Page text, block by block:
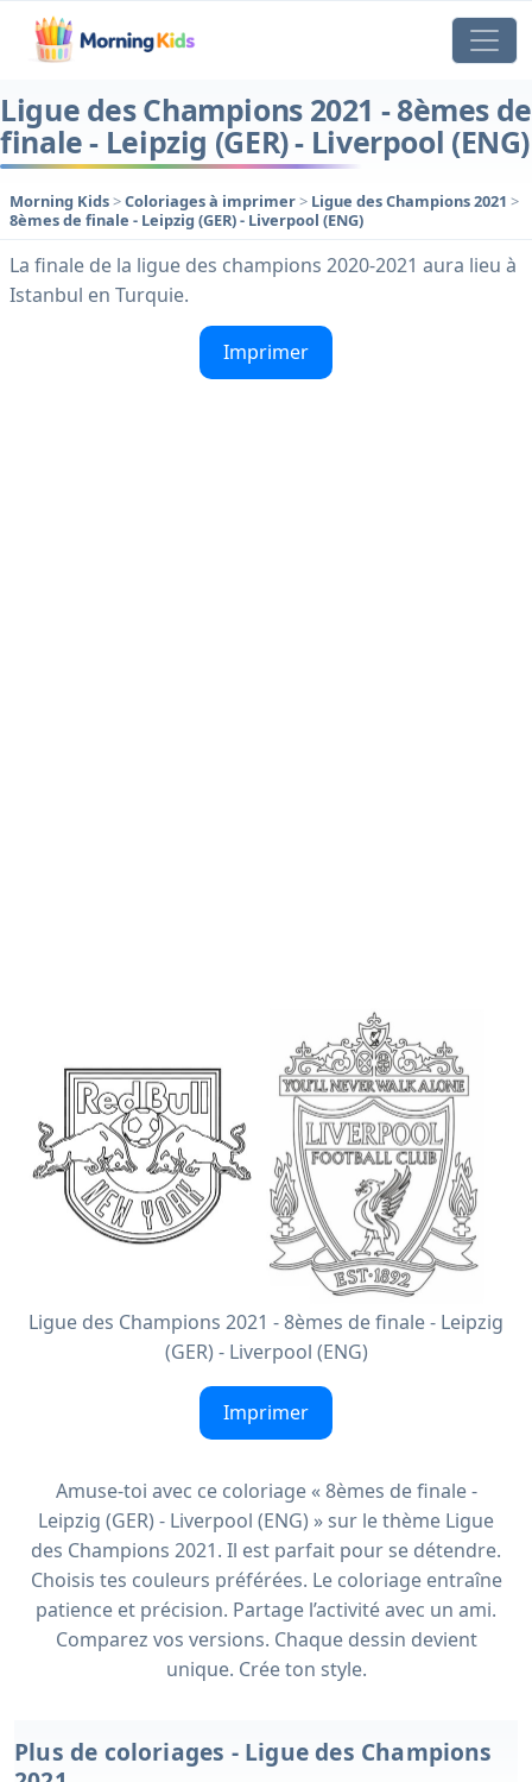
Ligue des Champions 2021 - 8èmes de
finale - Leipzig (GER) - Liverpool (ENG)
Morning Kids>Coloriages à imprimer> Ligue des Champions 2021 >
8èmes de finale - Leipzig (GER) - Liverpool (ENG)
La finale de la ligue des champions 2020-2021 aura lieu à
Istanbul en Turquie.
Imprimer
Ligue des Champions 2021 - 8èmes de finale - Leipzig
(GER) - Liverpool (ENG)
Imprimer
Amuse-toi avec ce coloriage « 8èmes de finale -
Leipzig (GER) - Liverpool (ENG) » sur le thème Ligue
des Champions 2021. Il est parfait pour se détendre.
Choisis tes couleurs préférées. Le coloriage entraîne
patience et précision. Partage l’activité avec un ami.
Comparez vos versions. Chaque dessin devient
unique. Crée ton style.
Plus de coloriages - Ligue des Champions